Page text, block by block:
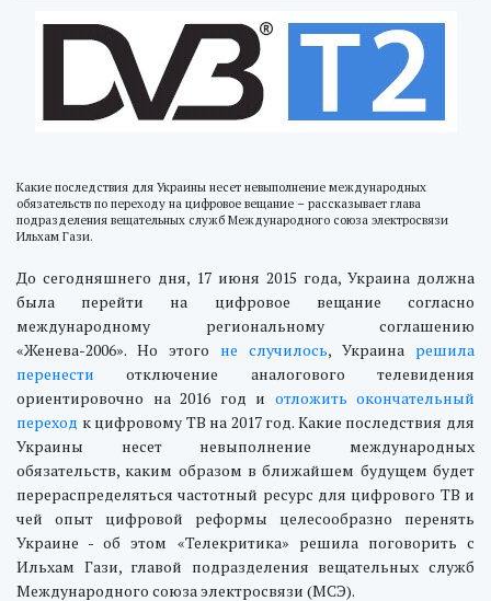
Какие последствия для Украины несет невыполнение международных
обязательств по переходу на цифровое вещание – рассказывает глава
подразделения вещательных служб Международного союза электросвязи
Ильхам Гази.
До сегодняшнего дня, 17 июня 2015 года, Украина должна
была перейти на цифровое вещание согласно
международному региональному соглашению
«Женева-2006». Но этого не случилось, Украина решила
перенести отключение аналогового телевидения
ориентировочно на 2016 год и отложить окончательный
переход к цифровому ТВ на 2017 год. Какие последствия для
Украины несет невыполнение международных
обязательств, каким образом в ближайшем будущем будет
перераспределяться частотный ресурс для цифрового ТВ и
чей опыт цифровой реформы целесообразно перенять
Украине - об этом «Телекритика» решила поговорить с
Ильхам Гази, главой подразделения вещательных служб
Международного союза электросвязи (МСЭ).